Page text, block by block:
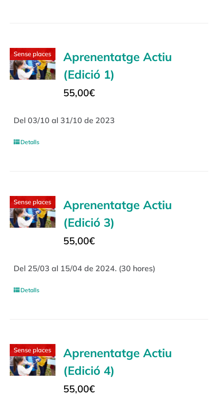
Sense places
Aprenentatge Actiu
(Edició 1)
55,00€
Del 03/10 al 31/10 de 2023
Detalls
Sense places
Aprenentatge Actiu
(Edició 3)
55,00€
Del 25/03 al 15/04 de 2024. (30 hores)
Detalls
Sense places
Aprenentatge Actiu
(Edició 4)
55,00€